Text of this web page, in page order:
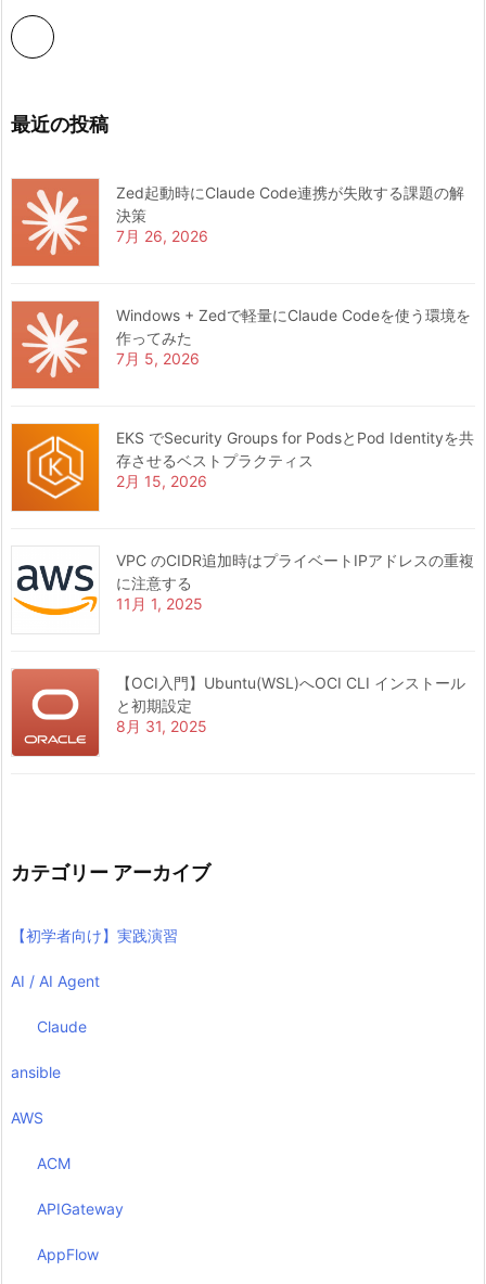
最近の投稿
Zed起動時にClaude Code連携が失敗する課題の解
決策
7月 26, 2026
Windows + Zedで軽量にClaude Codeを使う環境を
作ってみた
7月 5, 2026
EKS でSecurity Groups for PodsとPod Identityを共
存させるベストプラクティス
2月 15, 2026
VPC のCIDR追加時はプライベートIPアドレスの重複
に注意する
11月 1, 2025
【OCI入門】Ubuntu(WSL)へOCI CLI インストール
と初期設定
8月 31, 2025
カテゴリー アーカイブ
【初学者向け】実践演習
AI / AI Agent
Claude
ansible
AWS
ACM
APIGateway
AppFlow